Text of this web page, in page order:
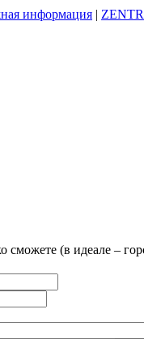
информация |
сможете (в идеале –